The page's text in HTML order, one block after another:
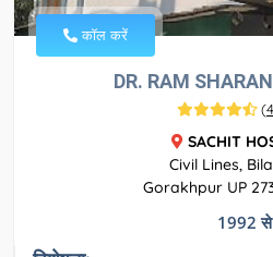
कॉल करें
DR. RAM
(
SACHIT
Civil Lines,
Gorakhpur UP
1992 से